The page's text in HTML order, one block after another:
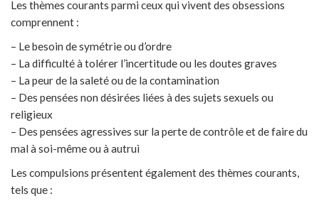
Les thèmes courants parmi ceux qui vivent des obsessions
comprennent :
– Le besoin de symétrie ou d’ordre
– La difficulté à tolérer l’incertitude ou les doutes graves
– La peur de la saleté ou de la contamination
– Des pensées non désirées liées à des sujets sexuels ou
religieux
– Des pensées agressives sur la perte de contrôle et de faire du
mal à soi-même ou à autrui
Les compulsions présentent également des thèmes courants,
tels que :